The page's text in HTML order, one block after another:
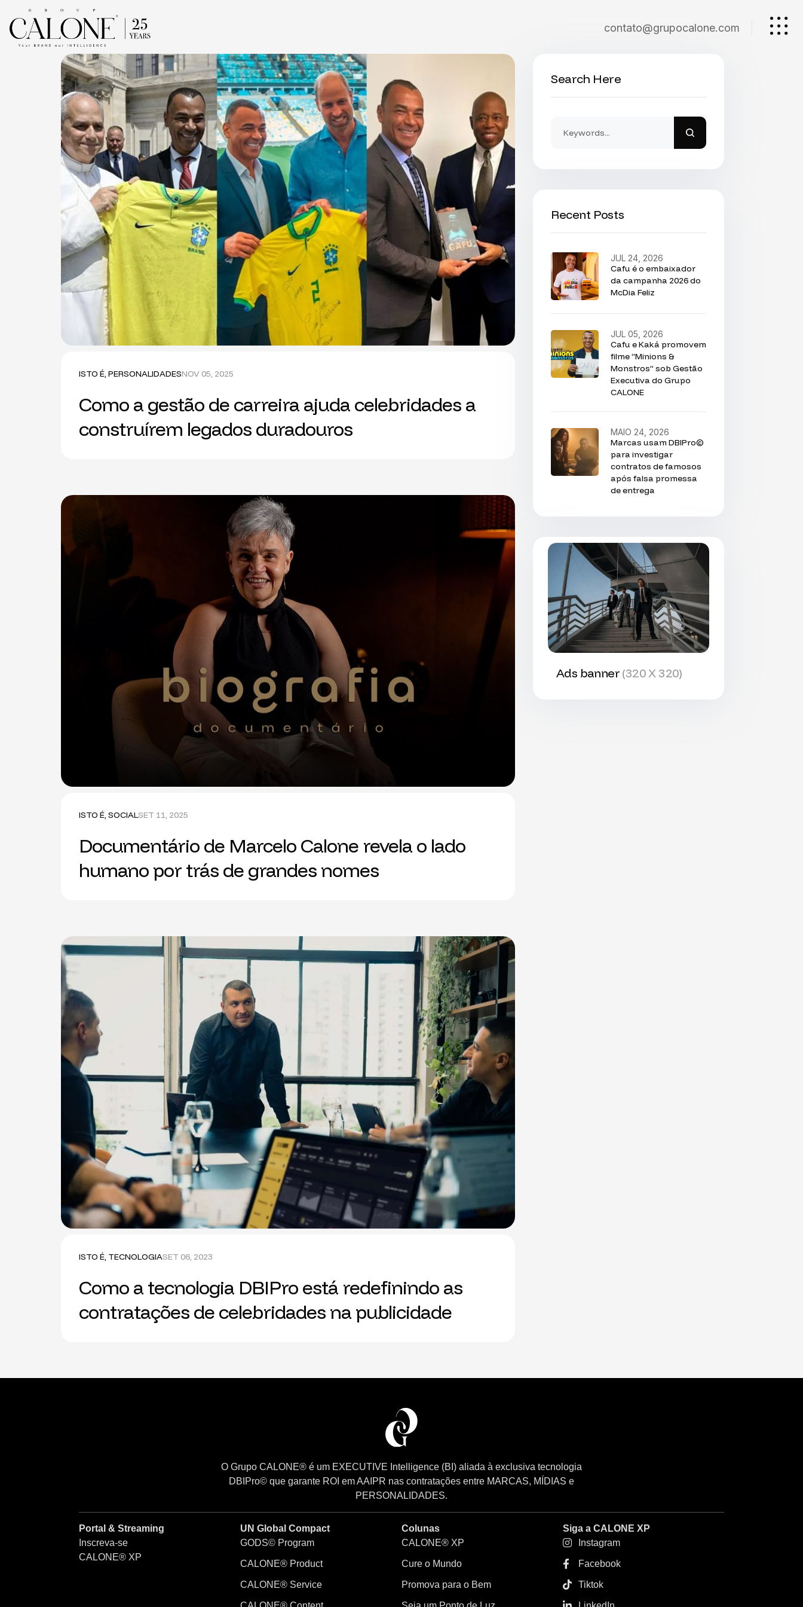
contato@grupocalone.com
ISTO É, PERSONALIDADESNOV 05, 2025
Como a gestão de carreira ajuda celebridades a
construírem legados duradouros
ISTO É, SOCIALSET 11, 2025
Documentário de Marcelo Calone revela o lado
humano por trás de grandes nomes
ISTO É, TECNOLOGIASET 06, 2023
Como a tecnologia DBIPro está redefinindo as
contratações de celebridades na publicidade
Search Here
Recent Posts
Cafu é o embaixador
da campanha 2026 do
McDia Feliz
JUL 24, 2026
Cafu e Kaká promovem
filme “Minions &
Monstros” sob Gestão
Executiva do Grupo
CALONE
JUL 05, 2026
Marcas usam DBIPro©
para investigar
contratos de famosos
após falsa promessa
de entrega
MAIO 24, 2026
Ads banner (320 X 320)
O Grupo CALONE® é um EXECUTIVE Intelligence (BI) aliada à exclusiva tecnologia
DBIPro© que garante ROI em AAIPR nas contratações entre MARCAS, MÍDIAS e
PERSONALIDADES.
Portal & Streaming
Inscreva-se
CALONE® XP
UN Global Compact
GODS© Program
CALONE® Product
CALONE® Service
Colunas
CALONE® XP
Cure o Mundo
Promova para o Bem
Siga a CALONE XP
Instagram
Facebook
Tiktok